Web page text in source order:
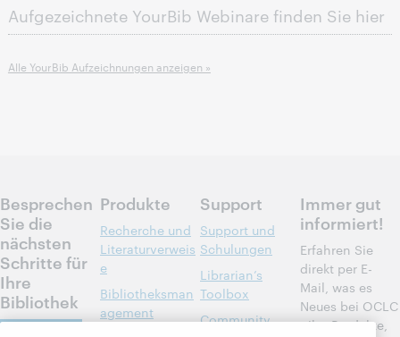
Aufgezeichnete YourBib Webinare finden Sie hier
Alle YourBib Aufzeichnungen anzeigen »
Besprechen
Sie die
nächsten
Schritte für
Ihre
Bibliothek
Produkte
Recherche und
Literaturverweis
e
Bibliotheksman
agement
Support
Support und
Schulungen
Librarian’s
Toolbox
Community
Immer gut
informiert!
Erfahren Sie
direkt per E-
Mail, was es
Neues bei OCLC
gibt: Produkte,